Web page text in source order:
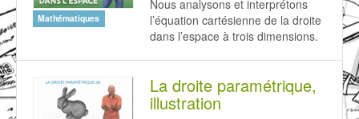
tag
“lieu
de
points”
Mathématiques
Nous analysons et interprétons
l’équation cartésienne de la droite
dans l’espace à trois dimensions.
La droite paramétrique,
illustration